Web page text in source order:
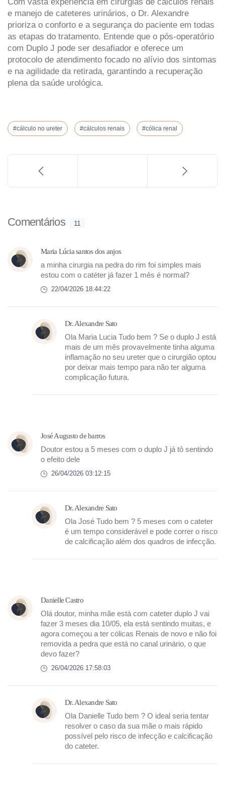
e manejo de cateteres urinários, o Dr. Alexandre
prioriza o conforto e a segurança do paciente em todas
as etapas do tratamento. Entende que o pós-operatório
com Duplo J pode ser desafiador e oferece um
protocolo de atendimento focado no alívio dos sintomas
e na agilidade da retirada, garantindo a recuperação
plena da saúde urológica.
#cálculo no ureter #cálculos renais #cólica renal
Comentários 11
Maria Lúcia santos dos anjos
a minha cirurgia na pedra do rim foi simples mais
estou com o catéter já fazer 1 mês é normal?
22/04/2026 18:44:22
Dr. Alexandre Sato
Ola Maria Lucia Tudo bem ? Se o duplo J está
mais de um mês provavelmente tinha alguma
inflamação no seu ureter que o cirurgião optou
por deixar mais tempo para não ter alguma
complicação futura.
José Augusto de barros
Doutor estou a 5 meses com o duplo J já tô sentindo
o efeito dele
26/04/2026 03:12:15
Dr. Alexandre Sato
Ola José Tudo bem ? 5 meses com o cateter
é um tempo considerável e pode correr o risco
de calcificação além dos quadros de infecção.
Danielle Castro
Olá doutor, minha mãe está com cateter duplo J vai
fazer 3 meses dia 10/05, ela está sentindo muitas, e
agora começou a ter cólicas Renais de novo e não foi
removida a pedra que está no canal urinário, o que
devo fazer?
26/04/2026 17:58:03
Dr. Alexandre Sato
Ola Danielle Tudo bem ? O ideal seria tentar
resolver o caso da sua mãe o mais rápido
possível pelo risco de infecção e calcificação
do cateter.